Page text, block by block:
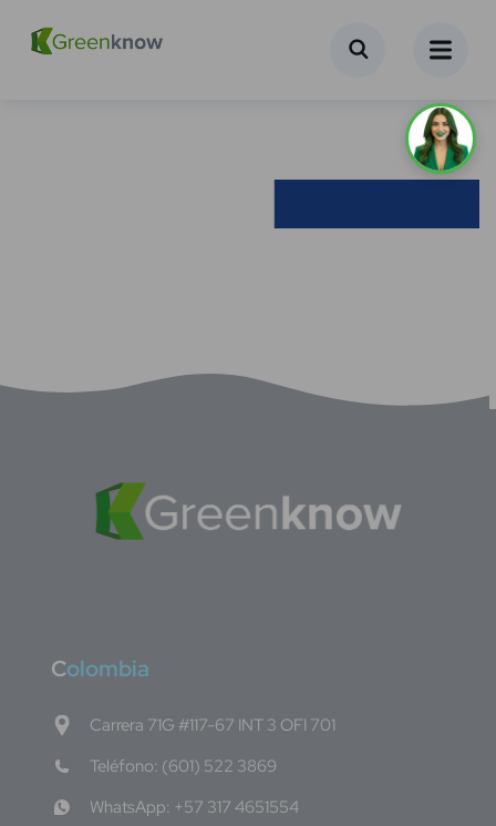
Colombia
Carrera 71G #117-67 INT 3 OFI 701
Teléfono: (601) 522 3869
WhatsApp: +57 317 4651554